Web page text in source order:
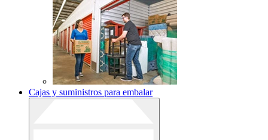
Cajas y suministros para embalar